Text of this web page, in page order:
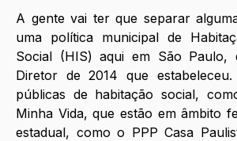
A gente vai ter que separar
uma política municipal de
Social (HIS) aqui em São
Diretor de 2014 que
públicas de habitação social,
Minha Vida, que estão em âmbito
estadual, como o PPP Casa